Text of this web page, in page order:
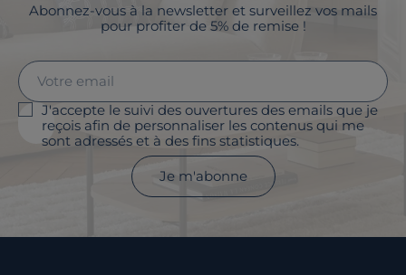
Abonnez-vous à la newsletter et surveillez vos mails
pour profiter de 5% de remise !
J'accepte le suivi des ouvertures des emails que je
reçois afin de personnaliser les contenus qui me
sont adressés et à des fins statistiques.
Je m'abonne